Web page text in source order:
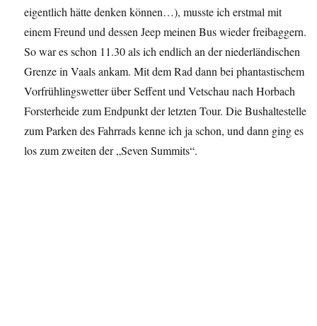
eigentlich hätte denken können…), musste ich erstmal mit
einem Freund und dessen Jeep meinen Bus wieder freibaggern.
So war es schon 11.30 als ich endlich an der niederländischen
Grenze in Vaals ankam. Mit dem Rad dann bei phantastischem
Vorfrühlingswetter über Seffent und Vetschau nach Horbach
Forsterheide zum Endpunkt der letzten Tour. Die Bushaltestelle
zum Parken des Fahrrads kenne ich ja schon, und dann ging es
los zum zweiten der „Seven Summits“.